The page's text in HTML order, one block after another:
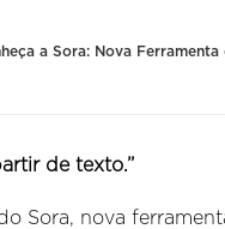
a Sora: Nova
de texto.”
Sora, nova